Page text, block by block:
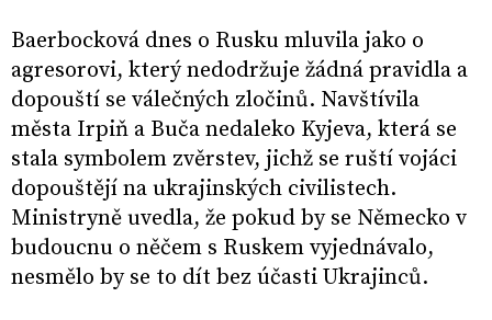
Baerbocková dnes o Rusku mluvila jako o
agresorovi, který nedodržuje žádná pravidla a
dopouští se válečných zločinů. Navštívila
města Irpiň a Buča nedaleko Kyjeva, která se
stala symbolem zvěrstev, jichž se ruští vojáci
dopouštějí na ukrajinských civilistech.
Ministryně uvedla, že pokud by se Německo v
budoucnu o něčem s Ruskem vyjednávalo,
nesmělo by se to dít bez účasti Ukrajinců.